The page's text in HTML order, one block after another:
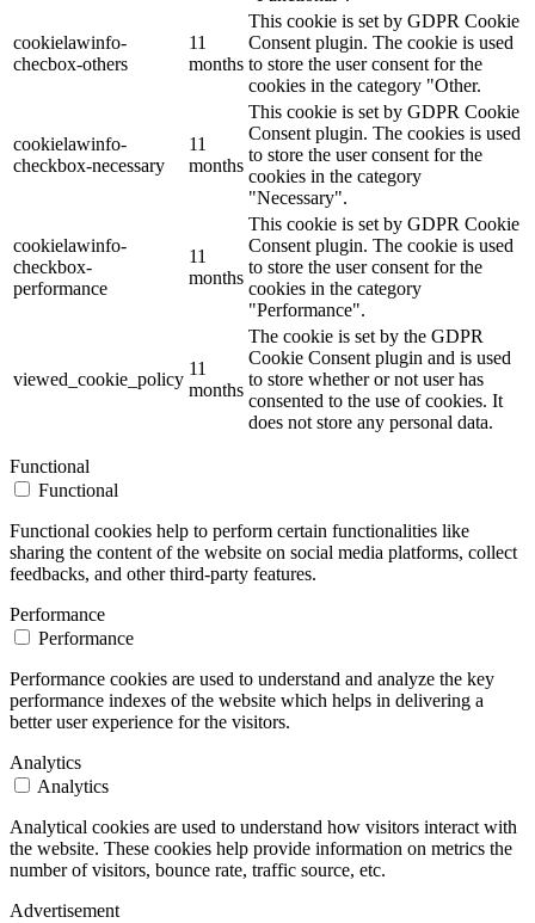
cookielawinfo-
checbox-others
11
months
This cookie is set by GDPR Cookie
Consent plugin. The cookie is used
to store the user consent for the
cookies in the category "Other.
cookielawinfo-
checkbox-necessary
11
months
This cookie is set by GDPR Cookie
Consent plugin. The cookies is used
to store the user consent for the
cookies in the category
"Necessary".
cookielawinfo-
checkbox-
performance
11
months
This cookie is set by GDPR Cookie
Consent plugin. The cookie is used
to store the user consent for the
cookies in the category
"Performance".
viewed_cookie_policy
11
months
The cookie is set by the GDPR
Cookie Consent plugin and is used
to store whether or not user has
consented to the use of cookies. It
does not store any personal data.
Functional
Functional
Functional cookies help to perform certain functionalities like
sharing the content of the website on social media platforms, collect
feedbacks, and other third-party features.
Performance
Performance
Performance cookies are used to understand and analyze the key
performance indexes of the website which helps in delivering a
better user experience for the visitors.
Analytics
Analytics
Analytical cookies are used to understand how visitors interact with
the website. These cookies help provide information on metrics the
number of visitors, bounce rate, traffic source, etc.
Advertisement